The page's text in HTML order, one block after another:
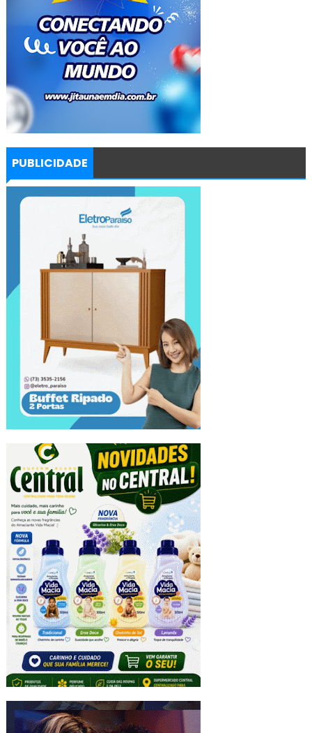
PUBLICIDADE